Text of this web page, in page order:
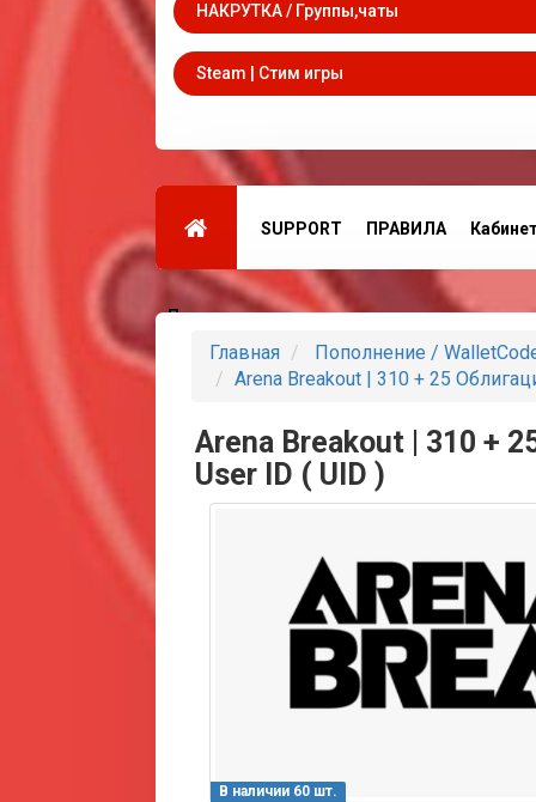
НАКРУТКА / Группы,чаты
Steam | Стим игры
SUPPORT ПРАВИЛА
Партнеры
Главная
Пополнение /
Arena Breakout | 310 + 25
Arena Breakout | 310 +
User ID ( UID )
В наличии 60 шт.